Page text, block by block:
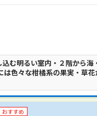
む明るい室内・２階から海
は色々な柑橘系の果実・草
おすすめ